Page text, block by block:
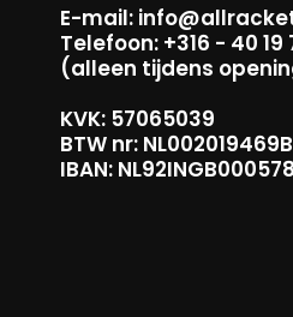
E-mail:
Telefoon: +316 - 40 19
(alleen tijdens
KVK: 57065039
BTW nr:
IBAN: